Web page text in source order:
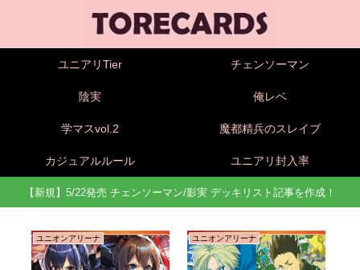
ユニアリTier チェンソーマン
陰実 俺レベ
学マスvol.2 魔都精兵のスレイブ
カジュアルルール ユニアリ封入率
【新規】5/22発売 チェンソーマン/影実 デッキリスト記事を作成！
ユニオンアリーナ ユニオンアリーナ